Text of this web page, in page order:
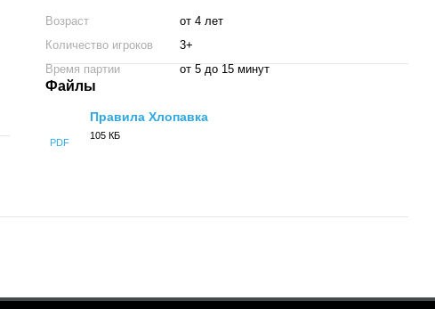
Возраст
от 4 лет
Количество игроков
3+
Время партии
от 5 до 15 минут
Файлы
PDF
Правила Хлопавка
105 КБ